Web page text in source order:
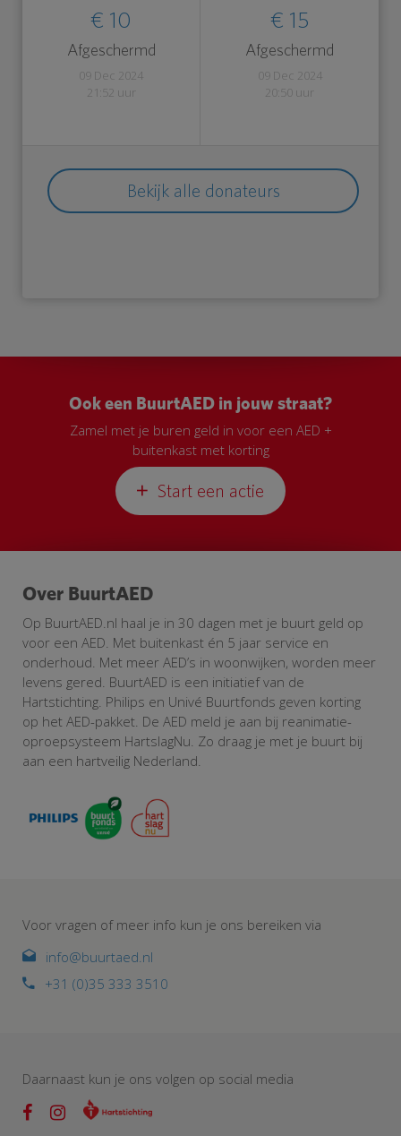
€ 10
Afgeschermd
09 Dec 2024
21:52 uur
€ 15
Afgeschermd
09 Dec 2024
20:50 uur
Bekijk alle donateurs
Ook een BuurtAED in jouw straat?
Zamel met je buren geld in voor een AED +
buitenkast met korting
Start een actie
Over BuurtAED
Op BuurtAED.nl haal je in 30 dagen met je buurt geld op
voor een AED. Met buitenkast én 5 jaar service en
onderhoud. Met meer AED’s in woonwijken, worden meer
levens gered. BuurtAED is een initiatief van de
Hartstichting. Philips en Univé Buurtfonds geven korting
op het AED-pakket. De AED meld je aan bij reanimatie-
oproepsysteem HartslagNu. Zo draag je met je buurt bij
aan een hartveilig Nederland.
Voor vragen of meer info kun je ons bereiken via
info@buurtaed.nl
+31 (0)35 333 3510
Daarnaast kun je ons volgen op social media